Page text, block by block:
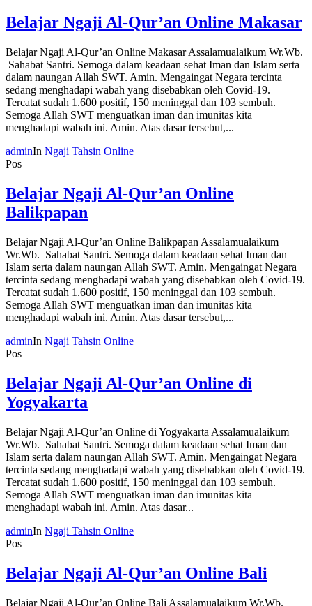
Belajar Ngaji Al-Qur’an Online Makasar
Belajar Ngaji Al-Qur’an Online Makasar Assalamualaikum Wr.Wb.
Sahabat Santri. Semoga dalam keadaan sehat Iman dan Islam serta
dalam naungan Allah SWT. Amin. Mengaingat Negara tercinta
sedang menghadapi wabah yang disebabkan oleh Covid-19.
Tercatat sudah 1.600 positif, 150 meninggal dan 103 sembuh.
Semoga Allah SWT menguatkan iman dan imunitas kita
menghadapi wabah ini. Amin. Atas dasar tersebut,...
adminIn Ngaji Tahsin Online
Pos
Belajar Ngaji Al-Qur’an Online
Balikpapan
Belajar Ngaji Al-Qur’an Online Balikpapan Assalamualaikum
Wr.Wb. Sahabat Santri. Semoga dalam keadaan sehat Iman dan
Islam serta dalam naungan Allah SWT. Amin. Mengaingat Negara
tercinta sedang menghadapi wabah yang disebabkan oleh Covid-19.
Tercatat sudah 1.600 positif, 150 meninggal dan 103 sembuh.
Semoga Allah SWT menguatkan iman dan imunitas kita
menghadapi wabah ini. Amin. Atas dasar tersebut,...
adminIn Ngaji Tahsin Online
Pos
Belajar Ngaji Al-Qur’an Online di
Yogyakarta
Belajar Ngaji Al-Qur’an Online di Yogyakarta Assalamualaikum
Wr.Wb. Sahabat Santri. Semoga dalam keadaan sehat Iman dan
Islam serta dalam naungan Allah SWT. Amin. Mengaingat Negara
tercinta sedang menghadapi wabah yang disebabkan oleh Covid-19.
Tercatat sudah 1.600 positif, 150 meninggal dan 103 sembuh.
Semoga Allah SWT menguatkan iman dan imunitas kita
menghadapi wabah ini. Amin. Atas dasar...
adminIn Ngaji Tahsin Online
Pos
Belajar Ngaji Al-Qur’an Online Bali
Belajar Ngaji Al-Qur’an Online Bali Assalamualaikum Wr.Wb.